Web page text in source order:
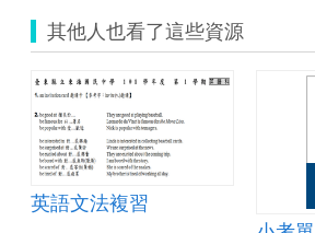
其他人也看了這些資源
英語文法複習